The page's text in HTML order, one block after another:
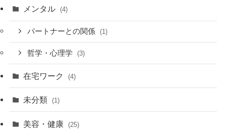
メンタル (4)
パートナーとの関係 (1)
哲学・心理学 (3)
在宅ワーク (4)
未分類 (1)
美容・健康 (25)